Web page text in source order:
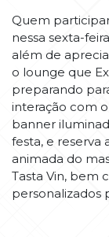
Quem
nessa sexta-
além de
o lounge que
preparando
interação com
banner
festa, e reserva
animada do
Tasta Vin, bem
personalizados